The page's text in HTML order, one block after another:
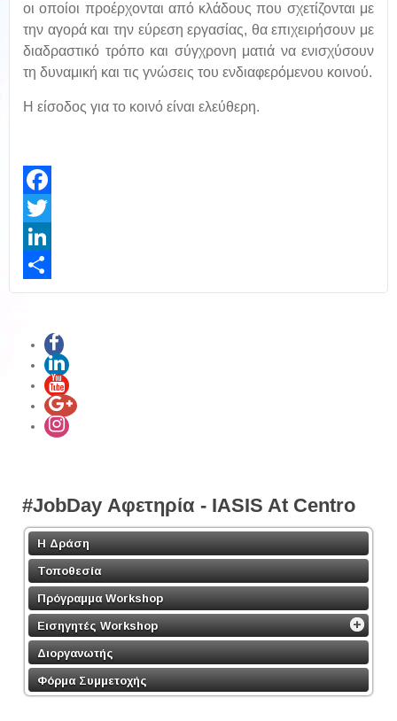
οι οποίοι προέρχονται από κλάδους που σχετίζονται με
την αγορά και την εύρεση εργασίας, θα επιχειρήσουν με
διαδραστικό τρόπο και σύγχρονη ματιά να ενισχύσουν
τη δυναμική και τις γνώσεις του ενδιαφερόμενου κοινού.
Η είσοδος για το κοινό είναι ελεύθερη.
Facebook
Twitter
LinkedIn
Share
#JobDay Αφετηρία - IASIS At Centro
Η Δράση
Τοποθεσία
Πρόγραμμα Workshop
Εισηγητές Workshop
Διοργανωτής
Φόρμα Συμμετοχής